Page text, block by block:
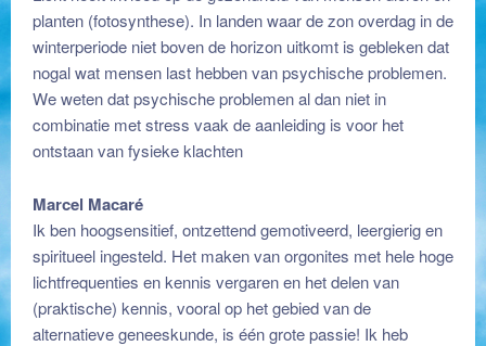
planten (fotosynthese). In landen waar de zon overdag in de
winterperiode niet boven de horizon uitkomt is gebleken dat
nogal wat mensen last hebben van psychische problemen.
We weten dat psychische problemen al dan niet in
combinatie met stress vaak de aanleiding is voor het
ontstaan van fysieke klachten
Marcel Macaré
Ik ben hoogsensitief, ontzettend gemotiveerd, leergierig en
spiritueel ingesteld. Het maken van orgonites met hele hoge
lichtfrequenties en kennis vergaren en het delen van
(praktische) kennis, vooral op het gebied van de
alternatieve geneeskunde, is één grote passie! Ik heb